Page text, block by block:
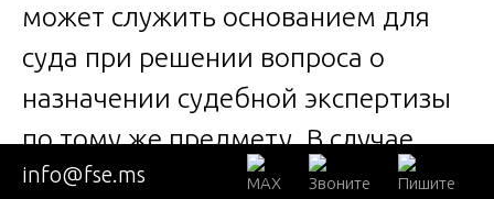
может служить основанием для
суда при решении вопроса о
назначении судебной экспертизы
по тому же предмету. В случае,
если оно вызывает сомнения или
info@fse.ms